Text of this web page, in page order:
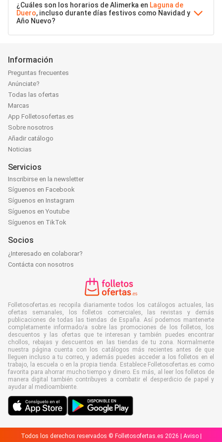
¿Cuáles son los horarios de Alimerka en Laguna de
Duero, incluso durante días festivos como Navidad y
Año Nuevo?
Información
Preguntas frecuentes
Anúnciate?
Todas las ofertas
Marcas
App Folletosofertas.es
Sobre nosotros
Añadir catálogo
Noticias
Servicios
Inscribirse en la newsletter
Síguenos en Facebook
Síguenos en Instagram
Síguenos en Youtube
Síguenos en TikTok
Socios
¿Interesado en colaborar?
Contácta con nosotros
Folletosofertas.es recopila diariamente todos los catálogos actuales, las
ofertas semanales, los folletos comerciales, las revistas y demás
publicaciones de todas las tiendas de España. Así podemos mantenerte
completamente informado/a sobre las promociones de los folletos, los
descuentos y las ofertas que te interesan y también puedes encontrar
chollos, rebajas y descuentos en las tiendas de tu zona. Normalmente
nuestra página cuenta con los catálogos más recientes antes de que
lleguen incluso a tu correo, y además puedes acceder a los folletos en el
trabajo, la escuela o en la propia tienda. Establece Folletosofertas.es como
favorita para ahorrar mucho tiempo y dinero. Es más, al leer los folletos de
manera digital también contribuyes a combatir el desperdicio de papel y
ayudar al medioambiente.
Todos los derechos reservados © Folletosofertas.es 2026 | Aviso|